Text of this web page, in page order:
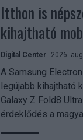
Itthon is
kihajtható
Digital Center 2026.
A Samsung
legújabb kihajtható
Galaxy Z Fold8
érdeklődés a